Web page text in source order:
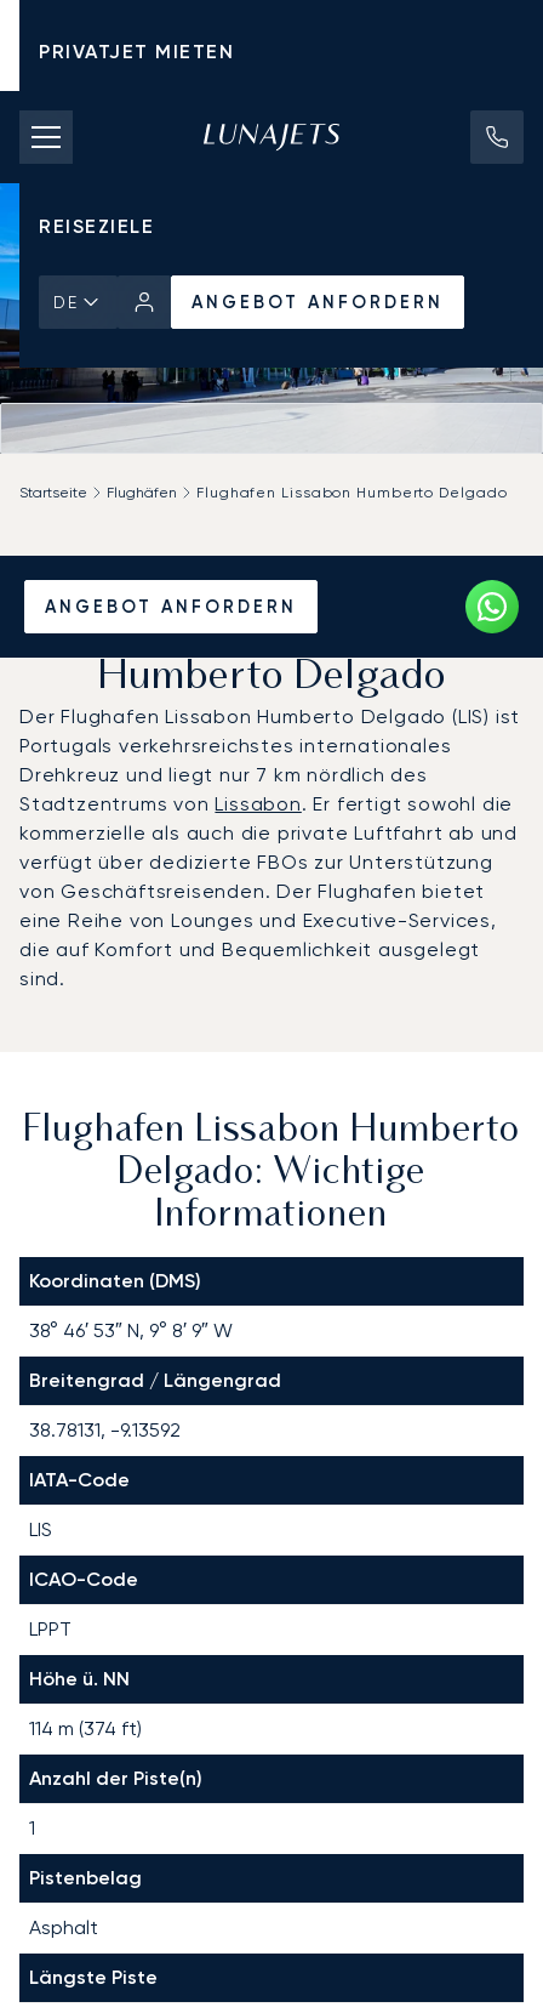
PRIVATJET MIETEN
CHARTERPREISE
PRIVATJETS
REISEZIELE
DE ANGEBOT ANFORDERN
ANGEBOT ANFORDERN
Startseite Flughäfen Flughafen Lissabon Humberto Delgado
Privatjet chartern zum
Flughafen Lissabon
Humberto Delgado
Der Flughafen Lissabon Humberto Delgado (LIS) ist
Portugals verkehrsreichstes internationales
Drehkreuz und liegt nur 7 km nördlich des
Stadtzentrums vonLissabon. Er fertigt sowohl die
kommerzielle als auch die private Luftfahrt ab und
verfügt über dedizierte FBOs zur Unterstützung
von Geschäftsreisenden. Der Flughafen bietet
eine Reihe von Lounges und Executive-Services,
die auf Komfort und Bequemlichkeit ausgelegt
sind.
Flughafen Lissabon Humberto
Delgado: Wichtige
Informationen
Koordinaten (DMS)
38° 46′ 53″ N, 9° 8′ 9″ W
Breitengrad / Längengrad
38.78131, -9.13592
IATA-Code
LIS
ICAO-Code
LPPT
Höhe ü. NN
114 m (374 ft)
Anzahl der Piste(n)
1
Pistenbelag
Asphalt
Längste Piste